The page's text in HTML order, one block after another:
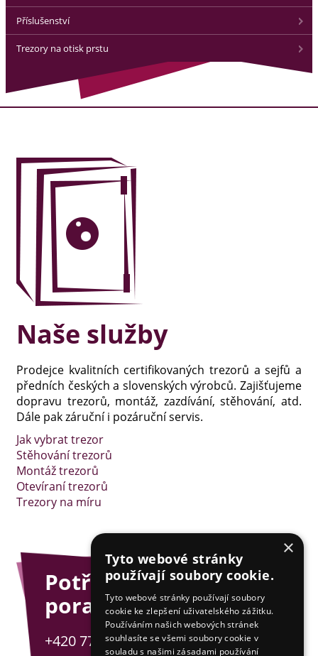
Příslušenství
Trezory na otisk prstu
Naše služby
Prodejce kvalitních certifikovaných trezorů a sejfů a
předních českých a slovenských výrobců. Zajišťujeme
dopravu trezorů, montáž, zazdívání, stěhování, atd.
Dále pak záruční i pozáruční servis.
Jak vybrat trezor
Stěhování trezorů
Montáž trezorů
Otevíraní trezorů
Trezory na míru
Potřebujete
poradit?
+420 775 201 001
×
Tyto webové stránky
používají soubory cookie.
Tyto webové stránky používají soubory
cookie ke zlepšení uživatelského zážitku.
Používáním našich webových stránek
souhlasíte se všemi soubory cookie v
souladu s našimi zásadami používání